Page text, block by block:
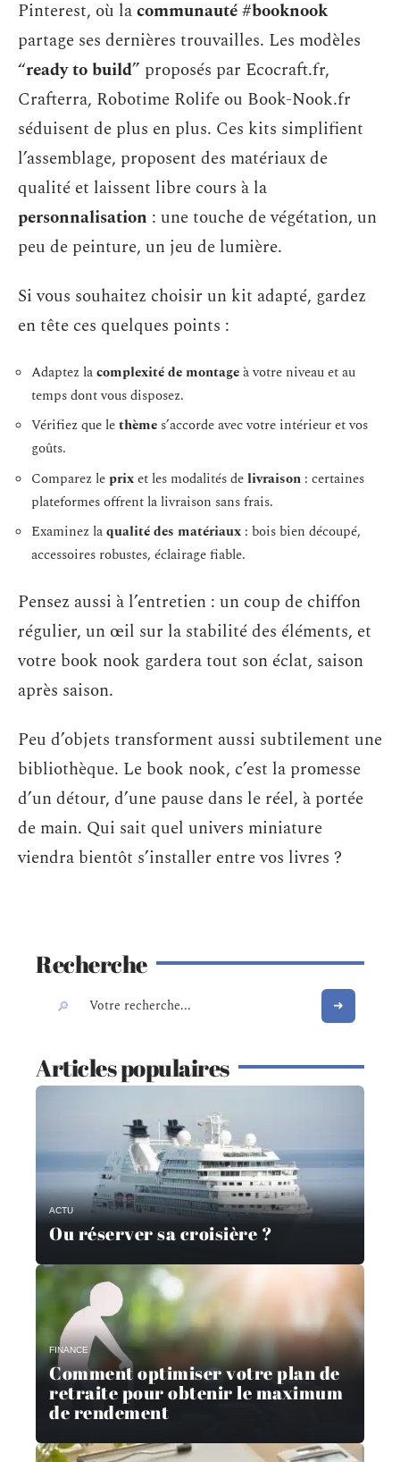
Pinterest, où lacommunauté #booknook
partage ses dernières trouvailles. Les modèles
“ready to build” proposés par Ecocraft.fr,
Crafterra, Robotime Rolife ou Book-Nook.fr
séduisent de plus en plus. Ces kits simplifient
l’assemblage, proposent des matériaux de
qualité et laissent libre cours à la
personnalisation : une touche de végétation, un
peu de peinture, un jeu de lumière.
Si vous souhaitez choisir un kit adapté, gardez
en tête ces quelques points :
Adaptez lacomplexité de montageà votre niveau et au
temps dont vous disposez.
Vérifiez que lethème s’accorde avec votre intérieur et vos
goûts.
Comparez leprixet les modalités delivraison : certaines
plateformes offrent la livraison sans frais.
Examinez laqualité des matériaux : bois bien découpé,
accessoires robustes, éclairage fiable.
Pensez aussi à l’entretien : un coup de chiffon
régulier, un œil sur la stabilité des éléments, et
votre book nook gardera tout son éclat, saison
après saison.
Peu d’objets transforment aussi subtilement une
bibliothèque. Le book nook, c’est la promesse
d’un détour, d’une pause dans le réel, à portée
de main. Qui sait quel univers miniature
viendra bientôt s’installer entre vos livres ?
Recherche
Articles populaires
ACTU
Ou réserver sa croisière ?
FINANCE
Comment optimiser votre plan de
retraite pour obtenir le maximum
de rendement